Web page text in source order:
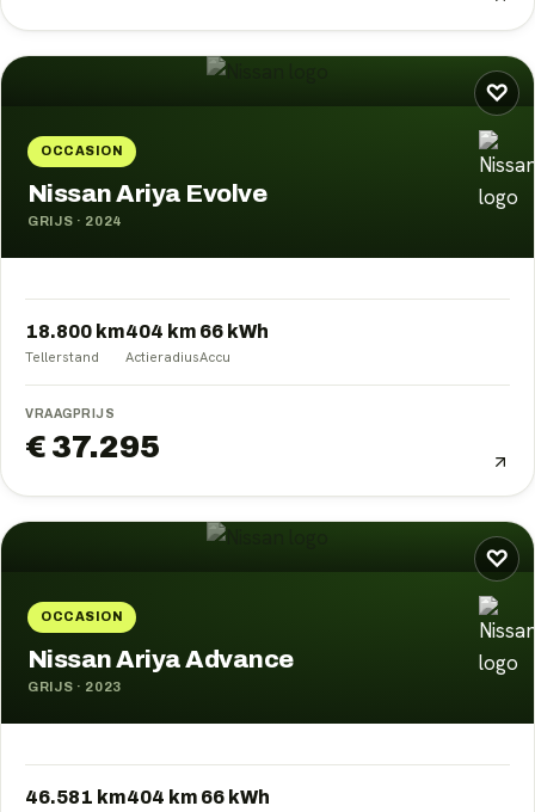
♡
OCCASION
Nissan Ariya Evolve
GRIJS · 2024
18.800 km
Tellerstand
404 km
Actieradius
66 kWh
Accu
VRAAGPRIJS
€ 37.295
♡
OCCASION
Nissan Ariya Advance
GRIJS · 2023
46.581 km404 km 66 kWh